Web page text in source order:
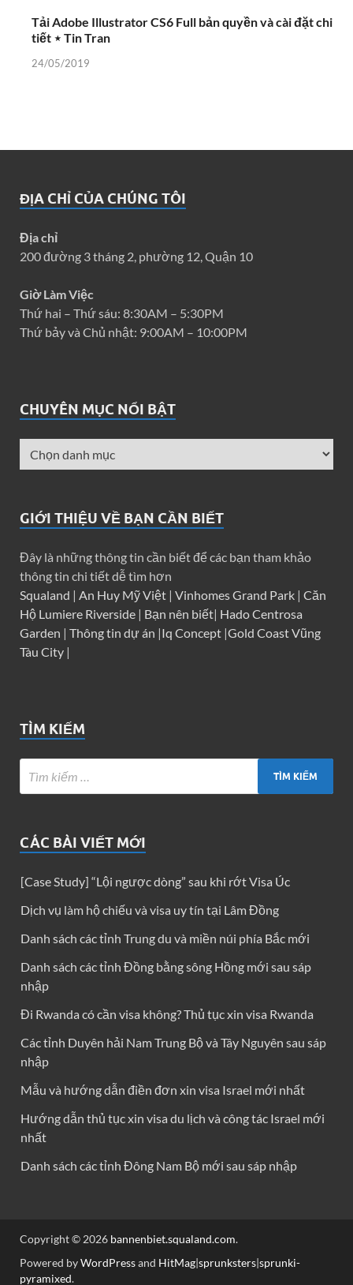
Tải Adobe Illustrator CS6 Full bản quyền và cài đặt chi
tiết ⋆ Tin Tran
24/05/2019
ĐỊA CHỈ CỦA CHÚNG TÔI
Địa chỉ
200 đường 3 tháng 2, phường 12, Quận 10
Giờ Làm Việc
Thứ hai – Thứ sáu: 8:30AM – 5:30PM
Thứ bảy và Chủ nhật: 9:00AM – 10:00PM
CHUYÊN MỤC NỔI BẬT
GIỚI THIỆU VỀ BẠN CẦN BIẾT
Đây là những thông tin cần biết để các bạn tham khảo
thông tin chi tiết dễ tìm hơn
Squaland | An Huy Mỹ Việt | Vinhomes Grand Park | Căn
Hộ Lumiere Riverside | Bạn nên biết| Hado Centrosa
Garden | Thông tin dự án |Iq Concept |Gold Coast Vũng
Tàu City |
TÌM KIẾM
CÁC BÀI VIẾT MỚI
[Case Study] “Lội ngược dòng” sau khi rớt Visa Úc
Dịch vụ làm hộ chiếu và visa uy tín tại Lâm Đồng
Danh sách các tỉnh Trung du và miền núi phía Bắc mới
Danh sách các tỉnh Đồng bằng sông Hồng mới sau sáp
nhập
Đi Rwanda có cần visa không? Thủ tục xin visa Rwanda
Các tỉnh Duyên hải Nam Trung Bộ và Tây Nguyên sau sáp
nhập
Mẫu và hướng dẫn điền đơn xin visa Israel mới nhất
Hướng dẫn thủ tục xin visa du lịch và công tác Israel mới
nhất
Danh sách các tỉnh Đông Nam Bộ mới sau sáp nhập
Copyright © 2026 bannenbiet.squaland.com.
Powered byWordPressand HitMag|sprunksters|sprunki-
pyramixed.